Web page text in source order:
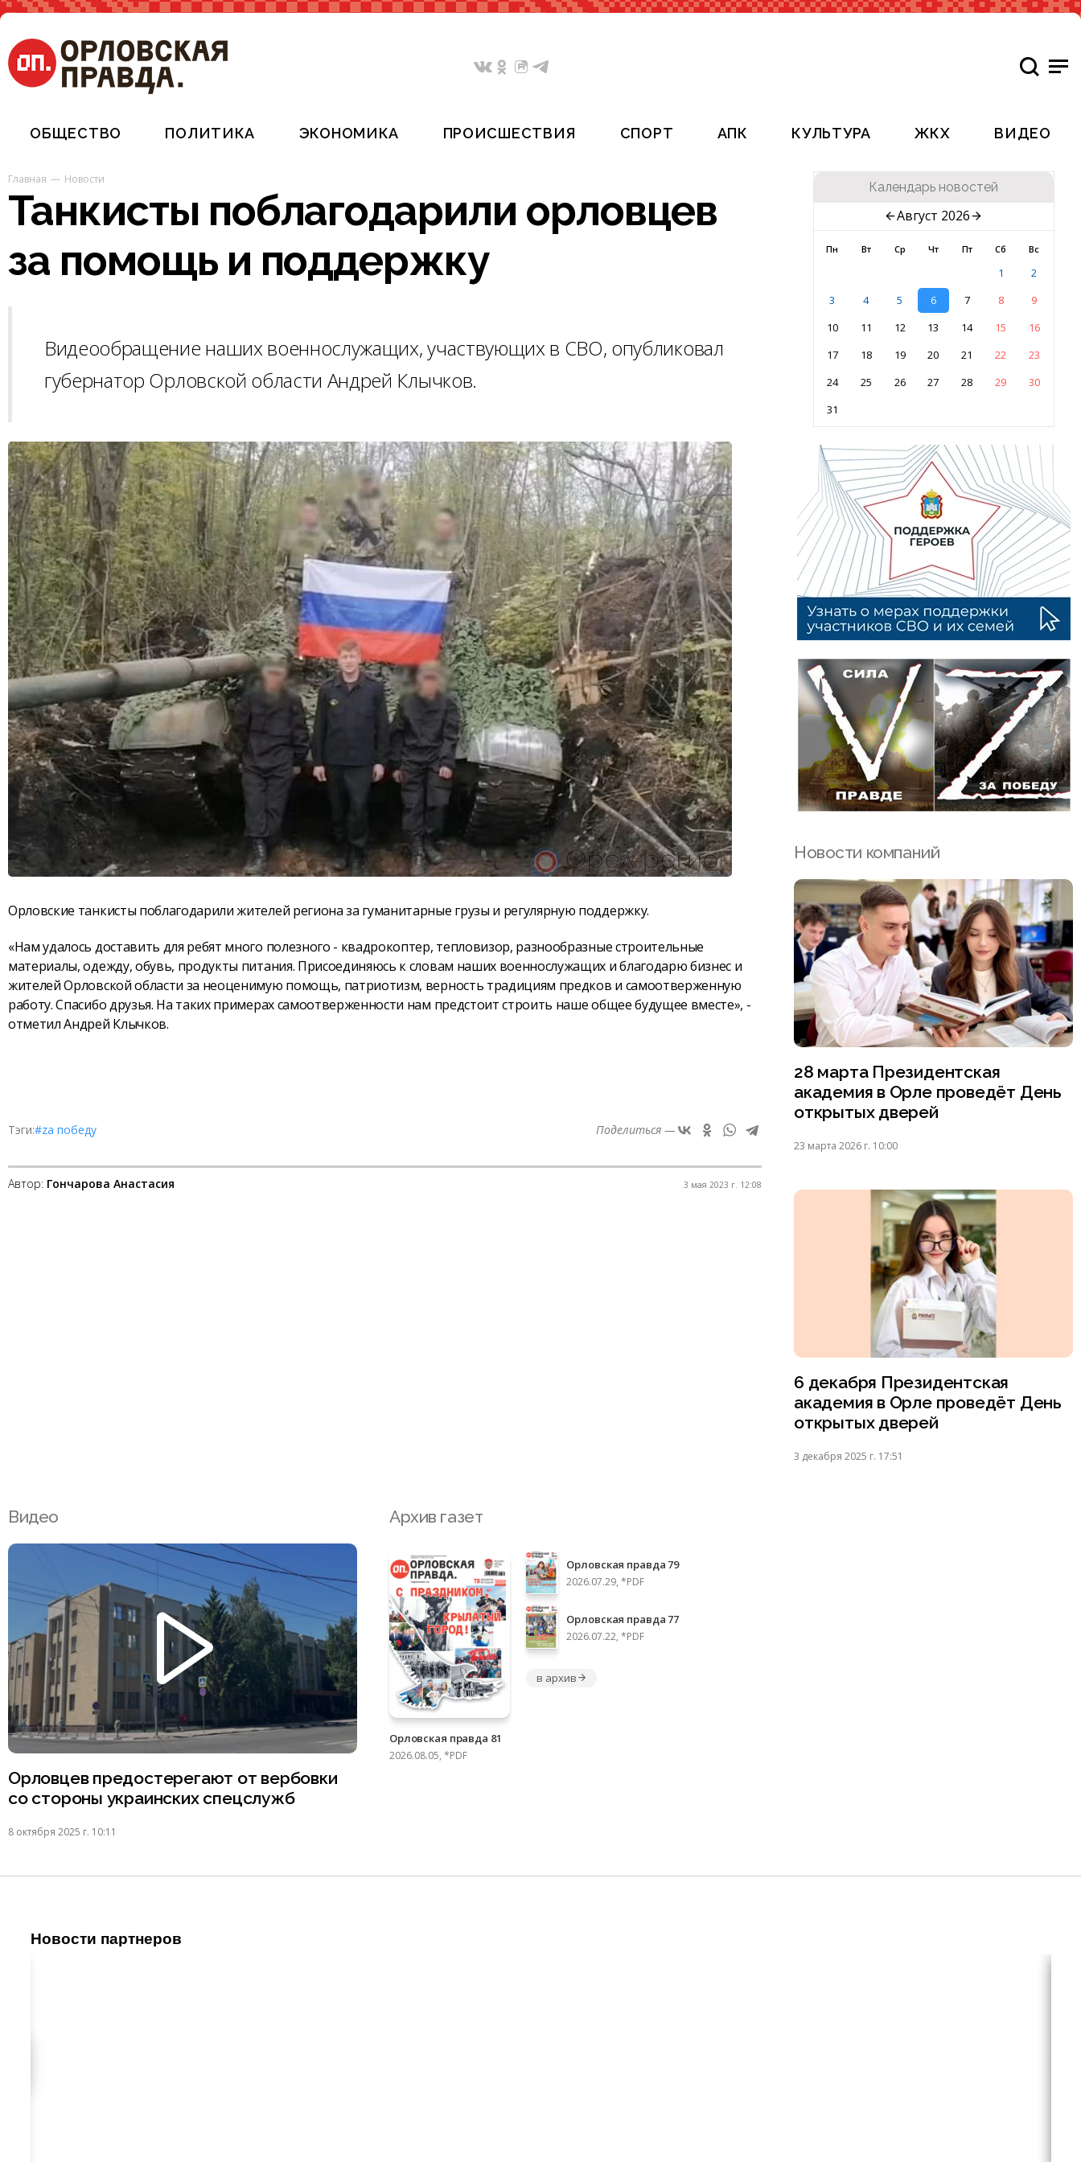
ОБЩЕСТВО ПОЛИТИКА ЭКОНОМИКА ПРОИСШЕСТВИЯ СПОРТ АПК КУЛЬТУРА ЖКХ ВИДЕО
Главная Новости
Танкисты поблагодарили орловцев
за помощь и поддержку
Видеообращение наших военнослужащих, участвующих в СВО, опубликовал
губернатор Орловской области Андрей Клычков.
Орловские танкисты поблагодарили жителей региона за гуманитарные грузы и регулярную поддержку.
«Нам удалось доставить для ребят много полезного - квадрокоптер, тепловизор, разнообразные строительные
материалы, одежду, обувь, продукты питания. Присоединяюсь к словам наших военнослужащих и благодарю бизнес и
жителей Орловской области за неоценимую помощь, патриотизм, верность традициям предков и самоотверженную
работу. Спасибо друзья. На таких примерах самоотверженности нам предстоит строить наше общее будущее вместе», -
отметил Андрей Клычков.
Тэги:#zа победу Поделиться —
Автор: Гончарова Анастасия 3 мая 2023 г. 12:08
Календарь новостей
Август 2026
Пн Вт Ср Чт Пт Сб Вс
1
2
3
4 5 6 7 8
9
10
11 12 13 14 15
16
17
18 19 20 21 22
23
24
25 26 27 28 29
30
31
Новости компаний
28 марта Президентская
академия в Орле проведёт День
открытых дверей
23 марта 2026 г. 10:00
6 декабря Президентская
академия в Орле проведёт День
открытых дверей
3 декабря 2025 г. 17:51
Видео
Орловцев предостерегают от вербовки
со стороны украинских спецслужб
8 октября 2025 г. 10:11
Архив газет
Орловская правда 81
2026.08.05, *PDF
Орловская правда 79
2026.07.29, *PDF
Орловская правда 77
2026.07.22, *PDF
в архив
Новости партнеров